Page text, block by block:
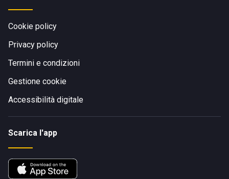
Cookie policy
Privacy policy
Termini e condizioni
Gestione cookie
Accessibilità digitale
Scarica l'app